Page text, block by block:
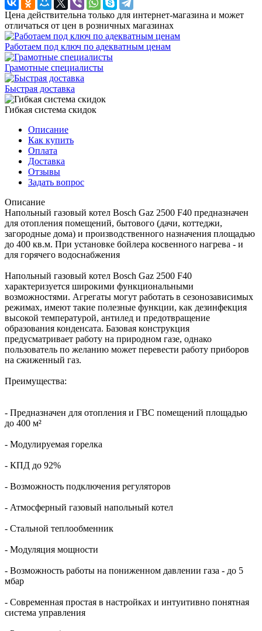
Цена действительна только для интернет-магазина и может
отличаться от цен в розничных магазинах
Работаем под ключ по адекватным ценам
Грамотные специалисты
Быстрая доставка
Гибкая система скидок
Описание
Как купить
Оплата
Доставка
Отзывы
Задать вопрос
Описание
Напольный газовый котел Bosch Gaz 2500 F40 предназначен
для отопления помещений, бытового (дачи, коттеджи,
загородные дома) и производственного назначения площадью
до 400 кв.м. При установке бойлера косвенного нагрева - и
для горячего водоснабжения
Напольный газовый котел Bosch Gaz 2500 F40
характеризуется широкими функциональными
возможностями. Агрегаты могут работать в сезонозависимых
режимах, имеют такие полезные функции, как дезинфекция
высокой температурой, антилед и предотвращение
образования конденсата. Базовая конструкция
предусматривает работу на природном газе, однако
пользователь по желанию может перевести работу приборов
на сжиженный газ.
Преимущества:
- Предназначен для отопления и ГВС помещений площадью
до 400 м²
- Модулируемая горелка
- КПД до 92%
- Возможность подключения регуляторов
- Атмосферный газовый напольный котел
- Стальной теплообменник
- Модуляция мощности
- Возможность работы на пониженном давлении газа - до 5
мбар
- Современная простая в настройках и интуитивно понятная
система управления